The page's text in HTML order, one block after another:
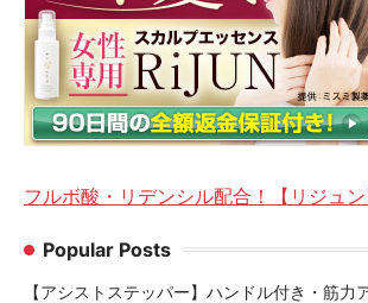
フルボ酸・リデンシル配合！【リジュン
Popular Posts
【アシストステッパー】ハンドル付き・筋力